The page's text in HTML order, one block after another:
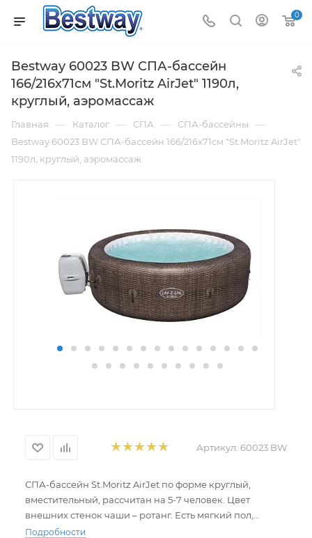
0
Bestway 60023 BW СПА-бассейн
166/216х71см "St.Moritz AirJet" 1190л,
круглый, аэромассаж
Главная — Каталог — СПА — СПА-бассейны —
Bestway 60023 BW СПА-бассейн 166/216х71см "St.Moritz AirJet"
1190л, круглый, аэромассаж
Артикул: 60023 BW
СПА-бассейн St.Moritz AirJet по форме круглый,
вместительный, рассчитан на 5-7 человек. Цвет
внешних стенок чаши – ротанг. Есть мягкий пол,
функция аэромассажа, фильтрация воды и
Подробности